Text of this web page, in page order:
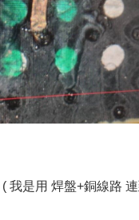
我是用 焊盤+銅線路